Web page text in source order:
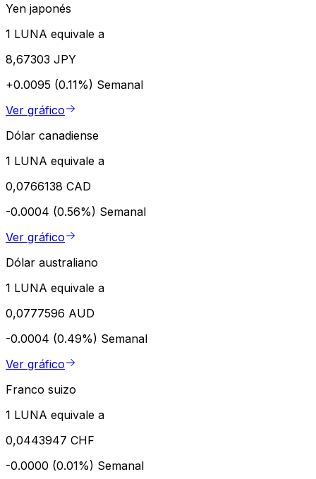
Yen japonés
1 LUNA equivale a
8,67303 JPY
+0.0095 (0.11%) Semanal
Ver gráfico
Dólar canadiense
1 LUNA equivale a
0,0766138 CAD
-0.0004 (0.56%) Semanal
Ver gráfico
Dólar australiano
1 LUNA equivale a
0,0777596 AUD
-0.0004 (0.49%) Semanal
Ver gráfico
Franco suizo
1 LUNA equivale a
0,0443947 CHF
-0.0000 (0.01%) Semanal